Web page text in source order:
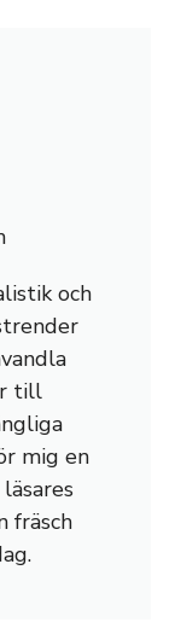
och
till
mig en
fräsch